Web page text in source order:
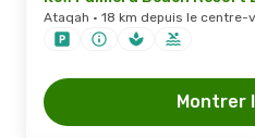
Ataqah · 18 km depuis le centre-
Montrer